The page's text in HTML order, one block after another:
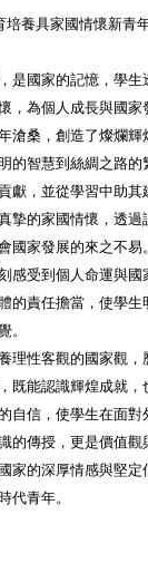
培養具家國情懷新青
是國家的記憶，學
，為個人成長與國家
滄桑，創造了燦爛
的智慧到絲綢之路
獻，並從學習中助其
摯的家國情懷，透
國家發展的來之不
感受到個人命運與
的責任擔當，使學生
。
理性客觀的國家觀
既能認識輝煌成就
自信，使學生在面對
的傳授，更是價值
家的深厚情感與堅
代青年。